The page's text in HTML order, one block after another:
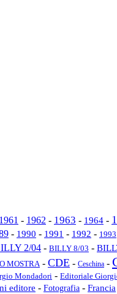
1961 - 1962 - 1963 - 1964 -
- 1990 - 1991 - 1992 - 1993
2/04 - BILLY 8/03 -
MOSTRA - CDE - Ceschina -
Mondadori - Editoriale
editore - Fotografia - Francia